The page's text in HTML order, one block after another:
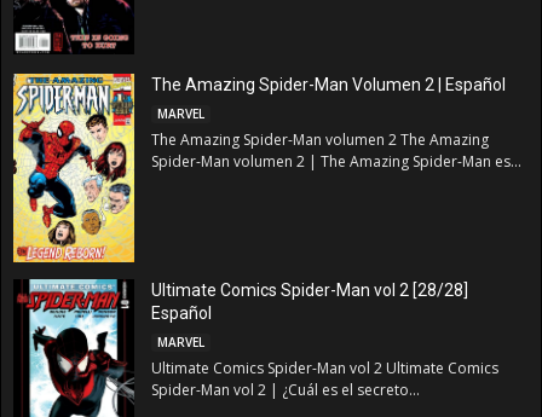
The Amazing Spider-Man Volumen 2 | Español
MARVEL
The Amazing Spider-Man volumen 2 The Amazing
Spider-Man volumen 2 | The Amazing Spider-Man es...
Ultimate Comics Spider-Man vol 2 [28/28]
Español
MARVEL
Ultimate Comics Spider-Man vol 2 Ultimate Comics
Spider-Man vol 2 | ¿Cuál es el secreto...